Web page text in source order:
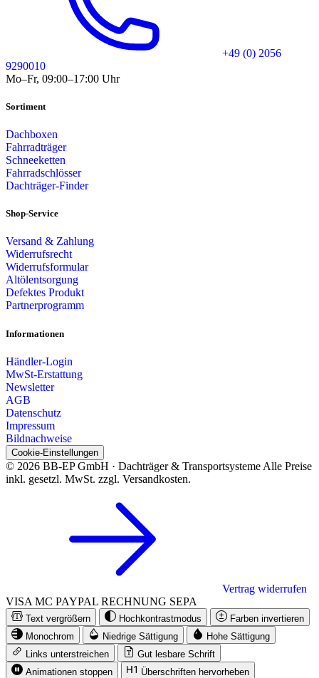
+49 (0) 2056
9290010
Mo–Fr, 09:00–17:00 Uhr
Sortiment
Dachboxen
Fahrradträger
Schneeketten
Fahrradschlösser
Dachträger-Finder
Shop-Service
Versand & Zahlung
Widerrufsrecht
Widerrufsformular
Altölentsorgung
Defektes Produkt
Partnerprogramm
Informationen
Händler-Login
MwSt-Erstattung
Newsletter
AGB
Datenschutz
Impressum
Bildnachweise
Cookie-Einstellungen
© 2026 BB-EP GmbH · Dachträger & Transportsysteme Alle Preise
inkl. gesetzl. MwSt. zzgl. Versandkosten.
Vertrag widerrufen
VISA MC PAYPAL RECHNUNG SEPA
Text vergrößern Hochkontrastmodus
Farben invertieren
Monochrom
Niedrige Sättigung
Hohe Sättigung
Links unterstreichen
Gut lesbare Schrift
Animationen stoppen
Überschriften hervorheben